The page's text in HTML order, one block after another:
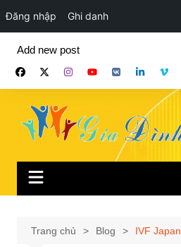
Đăng nhập Ghi danh
phần
Add new post
Trang chủ Blog IVF Japan